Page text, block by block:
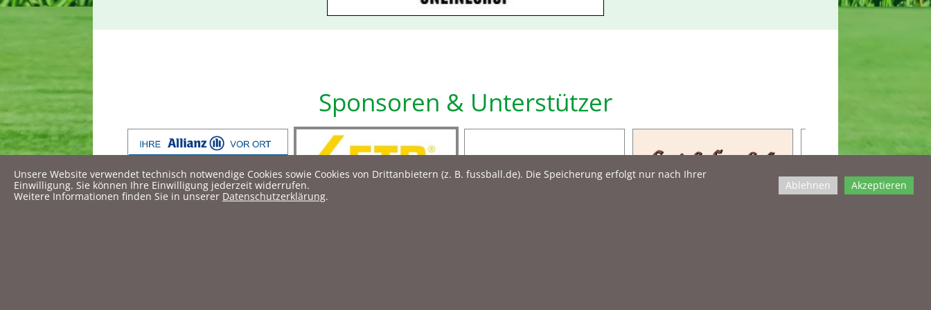
Sponsoren & Unterstützer
Unsere Website verwendet technisch notwendige Cookies sowie Cookies von Drittanbietern (z. B. fussball.de). Die Speicherung erfolgt nur nach Ihrer
Einwilligung. Sie können Ihre Einwilligung jederzeit widerrufen.
Weitere Informationen finden Sie in unserer Datenschutzerklärung.
Ablehnen Akzeptieren